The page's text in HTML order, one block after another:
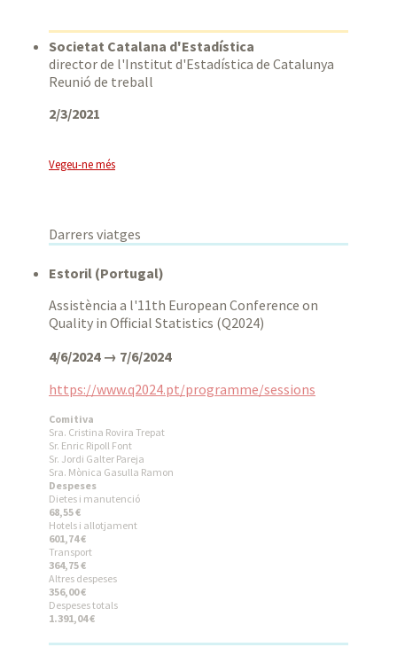
Societat Catalana d'Estadística
director de l'Institut d'Estadística de Catalunya
Reunió de treball
2/3/2021
Vegeu-ne més
Darrers viatges
Estoril (Portugal)
Assistència a l'11th European Conference on
Quality in Official Statistics (Q2024)
4/6/2024 → 7/6/2024
https://www.q2024.pt/programme/sessions
Comitiva
Sra. Cristina Rovira Trepat
Sr. Enric Ripoll Font
Sr. Jordi Galter Pareja
Sra. Mònica Gasulla Ramon
Despeses
Dietes i manutenció
68,55 €
Hotels i allotjament
601,74 €
Transport
364,75 €
Altres despeses
356,00 €
Despeses totals
1.391,04 €